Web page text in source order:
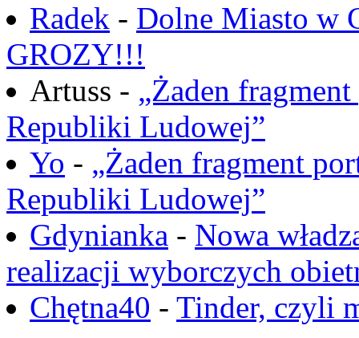
Radek - Dolne Miasto w
GROZY!!!
Artuss - „Żaden
Republiki Ludowej”
Yo - „Żaden fragment
Republiki Ludowej”
Gdynianka - Nowa
realizacji wyborczych
Chętna40 - Tinder, czyli